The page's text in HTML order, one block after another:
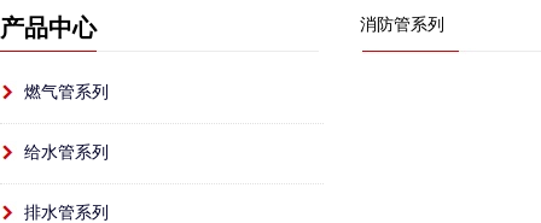
产品中心
燃气管系列
给水管系列
排水管系列
消防管系列